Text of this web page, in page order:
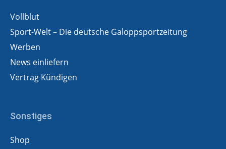
Vollblut
Sport-Welt – Die deutsche Galoppsportzeitung
Werben
News einliefern
Vertrag Kündigen
Sonstiges
Shop